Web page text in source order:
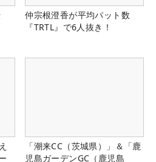
仲宗根澄香が平均パット数
『TRTL』で6人抜き！
「潮来CC（茨城県）」＆「鹿
児島ガーデンGC（鹿児島